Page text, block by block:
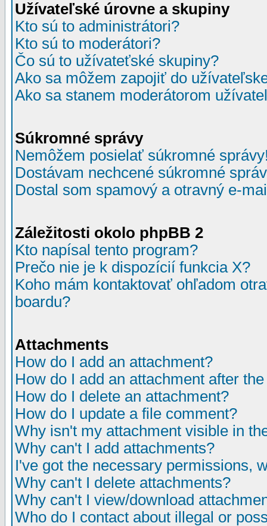
Užívateľské úrovne a skupiny
Kto sú to administrátori?
Kto sú to moderátori?
Čo sú to užívateťské skupiny?
Ako sa môžem zapojiť do
Ako sa stanem moderátorom
Súkromné správy
Nemôžem posielať súkromné
Dostávam nechcené súkromné
Dostal som spamový a otravný e-
Záležitosti okolo phpBB 2
Kto napísal tento program?
Prečo nie je k dispozícií funkcia X?
Koho mám kontaktovať ohľadom
boardu?
Attachments
How do I add an attachment?
How do I add an attachment after
How do I delete an attachment?
How do I update a file comment?
Why isn't my attachment visible in
Why can't I add attachments?
I've got the necessary permissions,
Why can't I delete attachments?
Why can't I view/download
Who do I contact about illegal or